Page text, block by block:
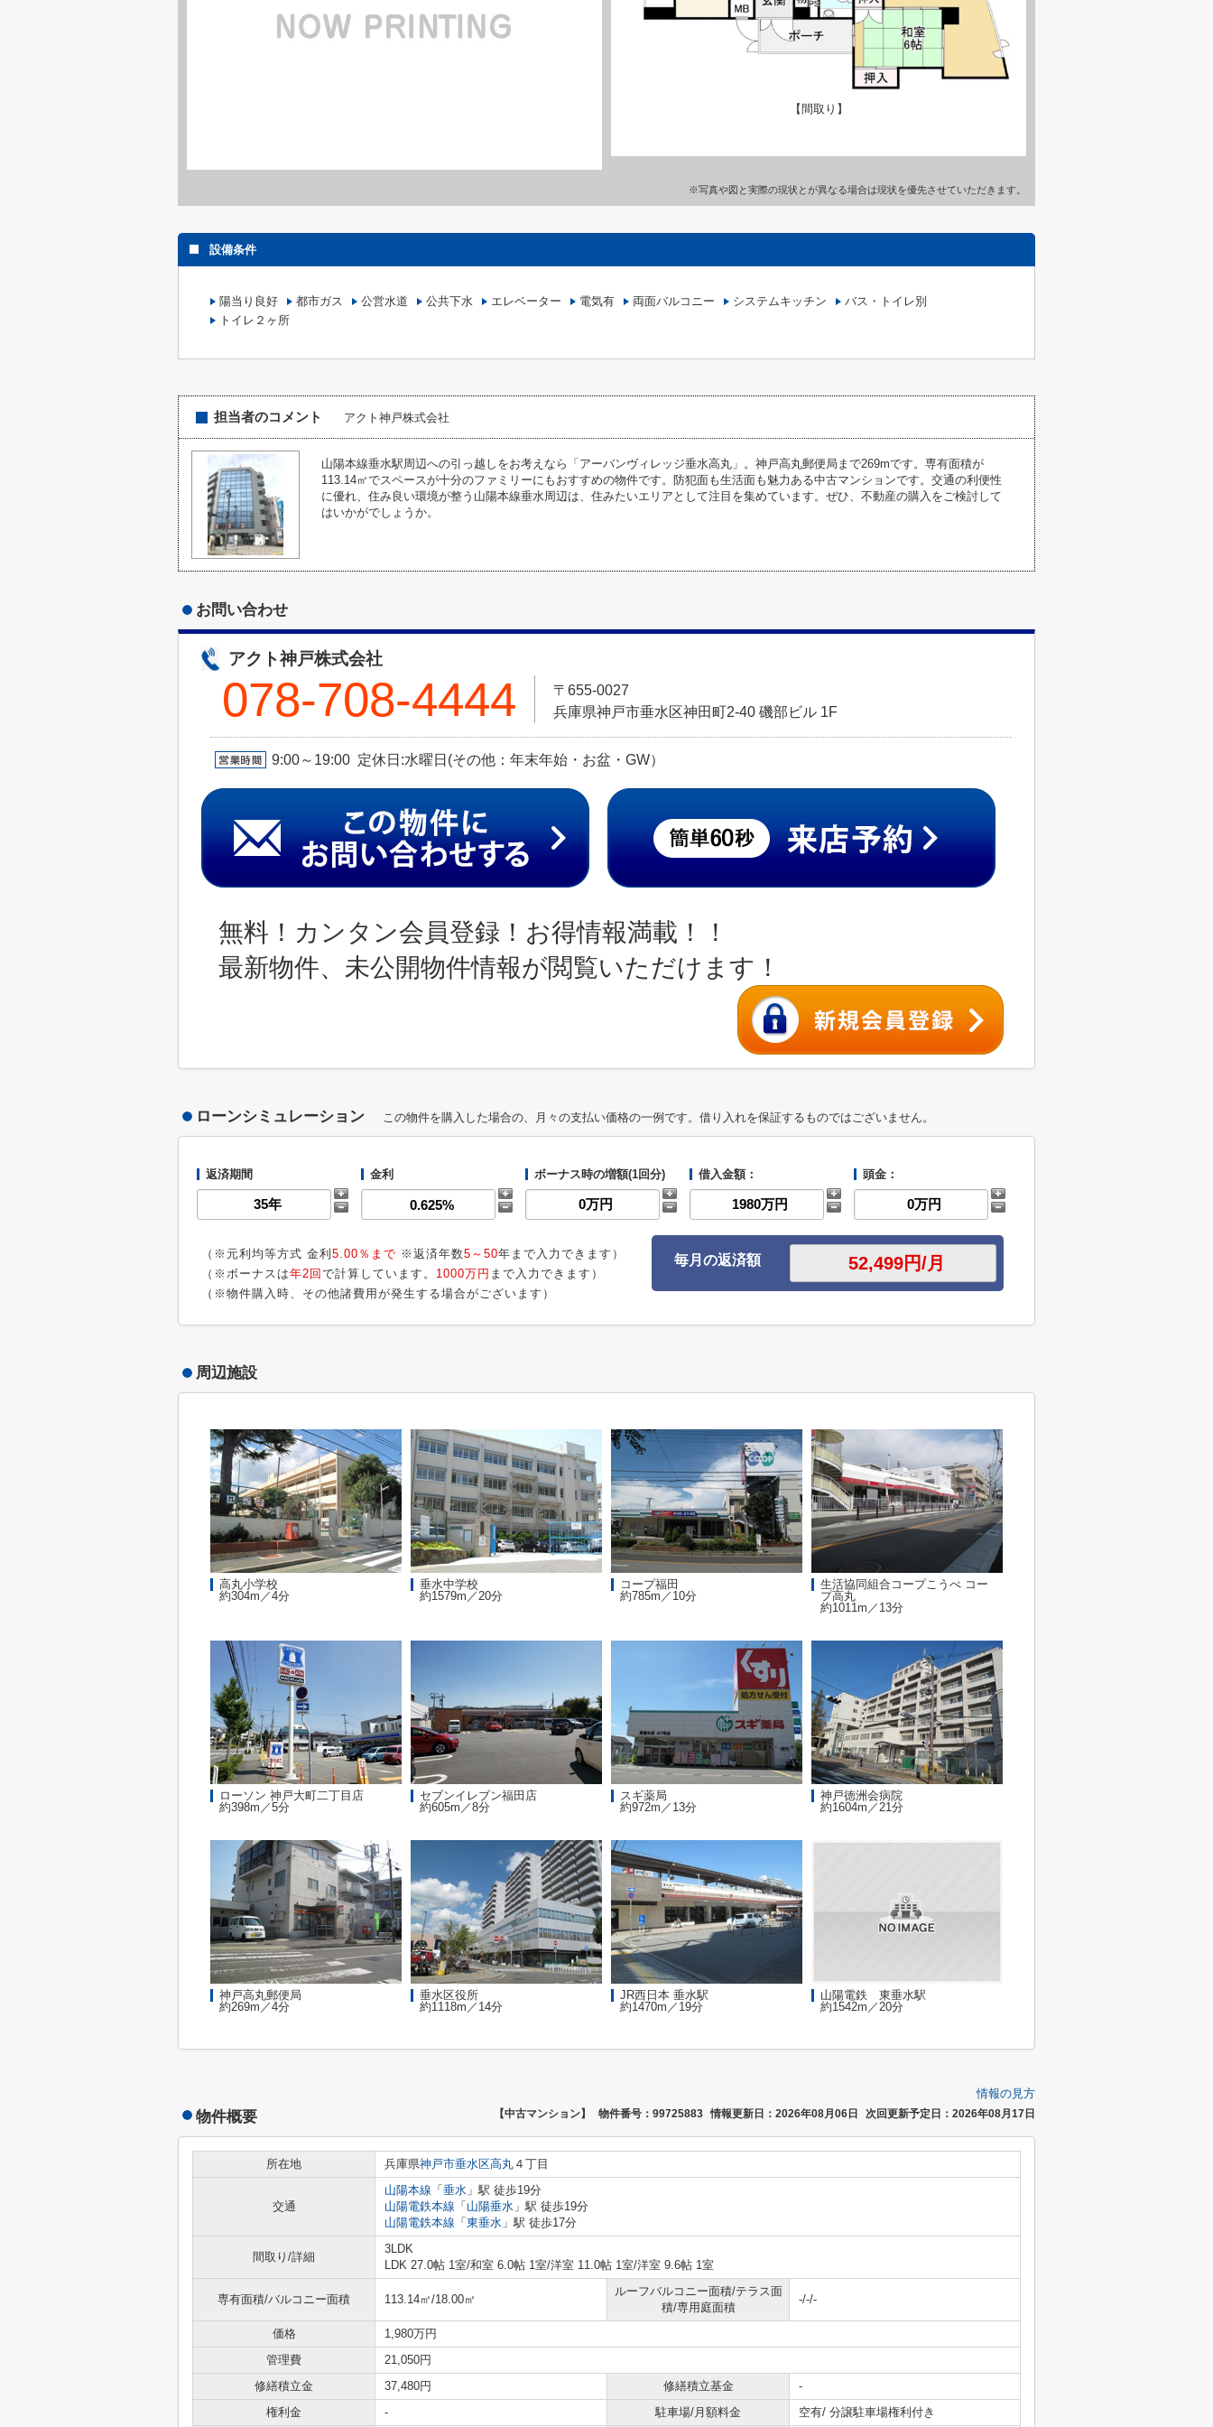
【間取り】
※写真や図と実際の現状とが異なる場合は現状を優先させていただきます。
設備条件
陽当り良好 都市ガス 公営水道 公共下水 エレベーター 電気有 両面バルコニー システムキッチン
バス・トイレ別
トイレ２ヶ所
担当者のコメント アクト神戸株式会社
山陽本線垂水駅周辺への引っ越しをお考えなら「アーバンヴィレッジ垂水高丸」。神戸高丸郵便局まで269mです。専有面積が
113.14㎡でスペースが十分のファミリーにもおすすめの物件です。防犯面も生活面も魅力ある中古マンションです。交通の利便性
に優れ、住み良い環境が整う山陽本線垂水周辺は、住みたいエリアとして注目を集めています。ぜひ、不動産の購入をご検討して
はいかがでしょうか。
お問い合わせ
アクト神戸株式会社
078-708-4444
〒655-0027
兵庫県神戸市垂水区神田町2-40 磯部ビル 1F
9:00～19:00 定休日:水曜日(その他：年末年始・お盆・GW）
無料！カンタン会員登録！お得情報満載！！
最新物件、未公開物件情報が閲覧いただけます！
ローンシミュレーション この物件を購入した場合の、月々の支払い価格の一例です。借り入れを保証するものではございません。
返済期間 金利 ボーナス時の増額(1回分) 借入金額： 頭金：
（※元利均等方式 金利 5.00％まで ※返済年数5～50年まで入力できます）
（※ボーナスは年2回 で計算しています。 1000万円 まで入力できます）
（※物件購入時、その他諸費用が発生する場合がございます）
毎月の返済額
周辺施設
高丸小学校
約304m／4分
垂水中学校
約1579m／20分
コープ福田
約785m／10分
生活協同組合コープこうべ コー
プ高丸
約1011m／13分
ローソン 神戸大町二丁目店
約398m／5分
セブンイレブン福田店
約605m／8分
スギ薬局
約972m／13分
神戸徳洲会病院
約1604m／21分
神戸高丸郵便局
約269m／4分
垂水区役所
約1118m／14分
JR西日本 垂水駅
約1470m／19分
山陽電鉄 東垂水駅
約1542m／20分
情報の見方
物件概要 【中古マンション】 物件番号：99725883 情報更新日：2026年08月06日 次回更新予定日：2026年08月17日
所在地 兵庫県神戸市垂水区高丸 ４丁目
交通
山陽本線 「 垂水 」駅 徒歩19分
山陽電鉄本線 「 山陽垂水 」駅 徒歩19分
山陽電鉄本線 「 東垂水 」駅 徒歩17分
間取り/詳細
3LDK
LDK 27.0帖 1室/和室 6.0帖 1室/洋室 11.0帖 1室/洋室 9.6帖 1室
専有面積/バルコニー面積 113.14㎡/18.00㎡
ルーフバルコニー面積/テラス面
積/専用庭面積
-/-/-
価格
1,980万円
管理費
21,050円
修繕積立金
37,480円 修繕積立基金
-
権利金
- 駐車場/月額料金 空有/ 分譲駐車場権利付き